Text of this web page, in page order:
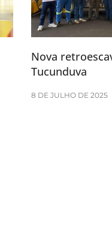
Nova
Tucunduva
8 DE JULHO DE 2025